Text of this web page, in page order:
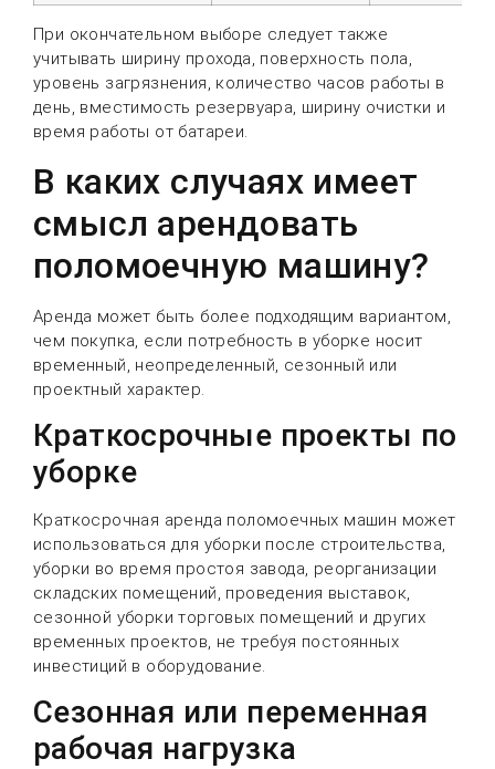
При окончательном выборе следует также
учитывать ширину прохода, поверхность пола,
уровень загрязнения, количество часов работы в
день, вместимость резервуара, ширину очистки и
время работы от батареи.
В каких случаях имеет
смысл арендовать
поломоечную машину?
Аренда может быть более подходящим вариантом,
чем покупка, если потребность в уборке носит
временный, неопределенный, сезонный или
проектный характер.
Краткосрочные проекты по
уборке
Краткосрочная аренда поломоечных машин может
использоваться для уборки после строительства,
уборки во время простоя завода, реорганизации
складских помещений, проведения выставок,
сезонной уборки торговых помещений и других
временных проектов, не требуя постоянных
инвестиций в оборудование.
Сезонная или переменная
рабочая нагрузка